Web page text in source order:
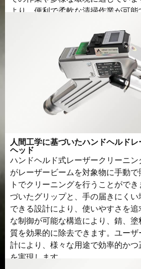
より、便利で柔軟な清掃作業が可能
人間工学に基づいたハンドヘルド
ヘッド
ハンドヘルド式レーザークリーニ
がレーザービームを対象物に手動
トでクリーニングを行うことがで
づいたグリップと、手の届きにく
できる設計により、使いやすさを
な制御が可能な構造により、錆、
質を効果的に除去できます。ユー
計により、様々な用途で効率的か
を実現します。.